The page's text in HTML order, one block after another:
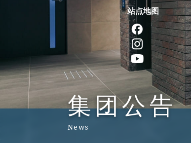
站点地图
集团公告
News